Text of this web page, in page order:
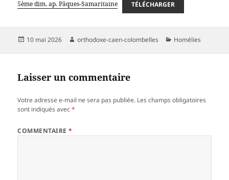
5ème dim. ap. Pâques-Samaritaine TÉLÉCHARGER
Publié
10 mai 2026 Auteur
orthodoxe-caen-colombelles Catégories
Homélies
Laisser un commentaire
Votre adresse e-mail ne sera pas publiée. Les champs obligatoires
sont indiqués avec*
COMMENTAIRE*